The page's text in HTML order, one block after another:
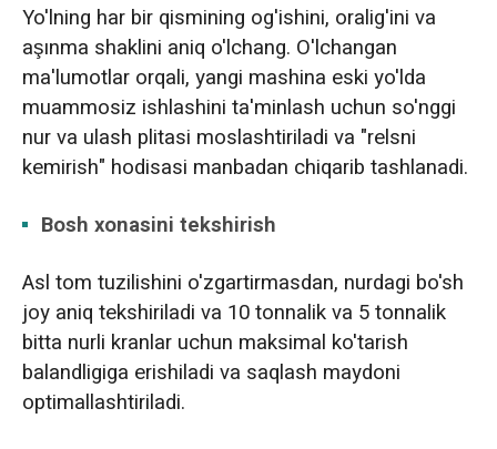
Yo'lning har bir qismining og'ishini, oralig'ini va
aşınma shaklini aniq o'lchang. O'lchangan
ma'lumotlar orqali, yangi mashina eski yo'lda
muammosiz ishlashini ta'minlash uchun so'nggi
nur va ulash plitasi moslashtiriladi va "relsni
kemirish" hodisasi manbadan chiqarib tashlanadi.
Bosh xonasini tekshirish
Asl tom tuzilishini o'zgartirmasdan, nurdagi bo'sh
joy aniq tekshiriladi va 10 tonnalik va 5 tonnalik
bitta nurli kranlar uchun maksimal ko'tarish
balandligiga erishiladi va saqlash maydoni
optimallashtiriladi.